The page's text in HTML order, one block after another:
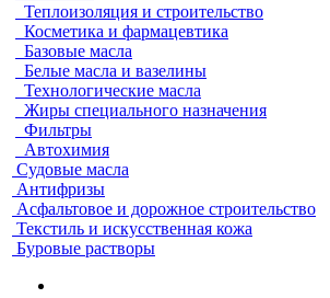
Теплоизоляция и строительство
Косметика и фармацевтика
Базовые масла
Белые масла и вазелины
Технологические масла
Жиры специального назначения
Фильтры
Автохимия
Судовые масла
Антифризы
Асфальтовое и дорожное строительство
Текстиль и искусственная кожа
Буровые растворы